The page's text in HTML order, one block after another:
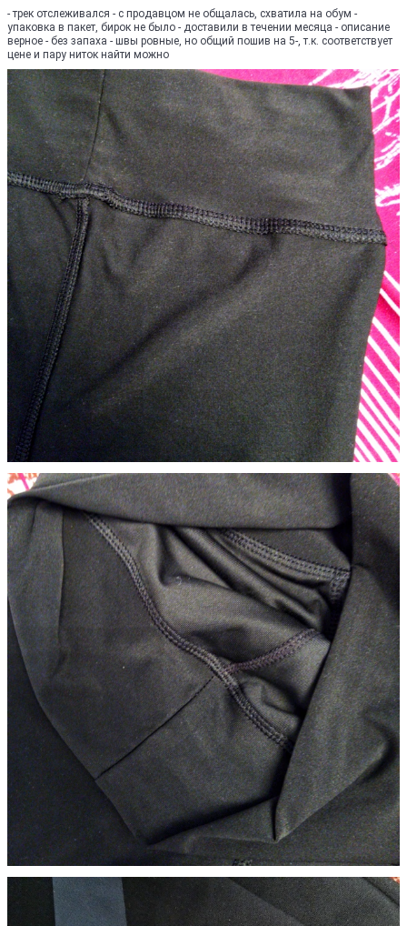
- трек отслеживался - с продавцом не общалась, схватила на обум -
упаковка в пакет, бирок не было - доставили в течении месяца - описание
верное - без запаха - швы ровные, но общий пошив на 5-, т.к. соответствует
цене и пару ниток найти можно